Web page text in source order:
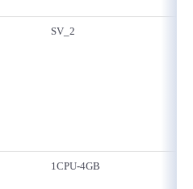
SV_2
1CPU-4GB